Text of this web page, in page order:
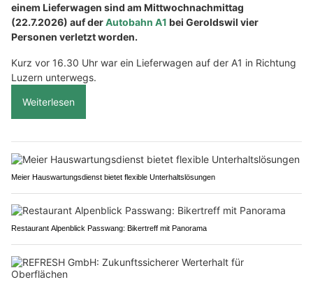
einem Lieferwagen sind am Mittwochnachmittag
(22.7.2026) auf derAutobahn A1 bei Geroldswil vier
Personen verletzt worden.
Kurz vor 16.30 Uhr war ein Lieferwagen auf der A1 in Richtung
Luzern unterwegs.
Weiterlesen
Meier Hauswartungsdienst bietet flexible Unterhaltslösungen
Restaurant Alpenblick Passwang: Bikertreff mit Panorama